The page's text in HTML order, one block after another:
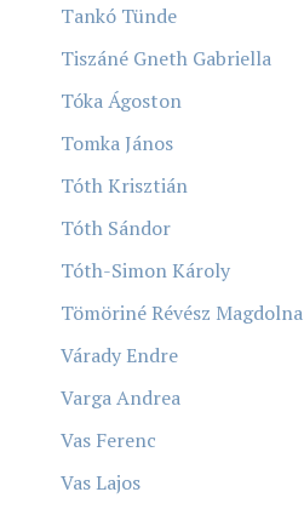
Tankó Tünde
Tiszáné Gneth Gabriella
Tóka Ágoston
Tomka János
Tóth Krisztián
Tóth Sándor
Tóth-Simon Károly
Tömöriné Révész Magdolna
Várady Endre
Varga Andrea
Vas Ferenc
Vas Lajos